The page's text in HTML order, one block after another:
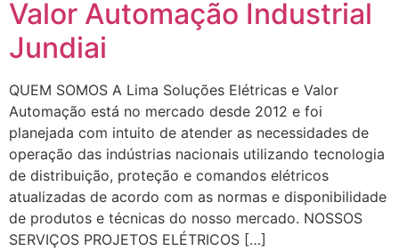
Valor Automação Industrial
Jundiai
QUEM SOMOS A Lima Soluções Elétricas e Valor
Automação está no mercado desde 2012 e foi
planejada com intuito de atender as necessidades de
operação das indústrias nacionais utilizando tecnologia
de distribuição, proteção e comandos elétricos
atualizadas de acordo com as normas e disponibilidade
de produtos e técnicas do nosso mercado. NOSSOS
SERVIÇOS PROJETOS ELÉTRICOS […]